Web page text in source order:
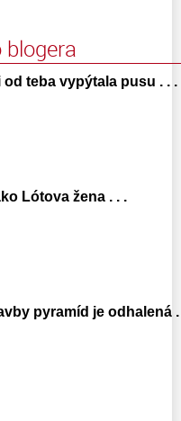
od teba vypýtala pusu . . .
Lótova žena . . .
pyramíd je odhalená .